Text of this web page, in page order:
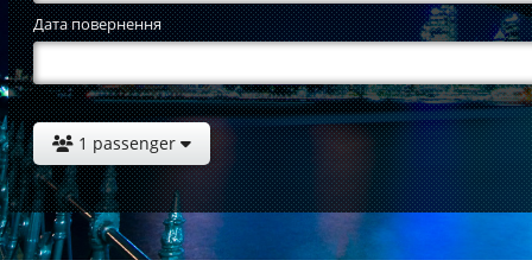
Дата повернення
1 passenger